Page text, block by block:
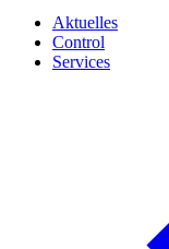
Aktuelles
Control
Services